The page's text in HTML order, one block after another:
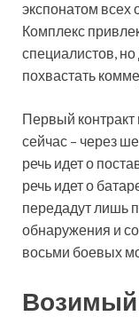
экспонатом всех
Комплекс
специалистов,
похвастать
Первый контракт
сейчас – через
речь идет о
речь идет о
передадут лишь
обнаружения и
восьми боевых
Возимый